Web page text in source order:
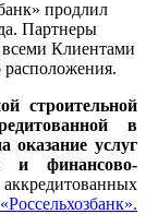
продлил
Партнеры
всеми Клиентами
расположения.
строительной
в
оказание услуг
и финансово-